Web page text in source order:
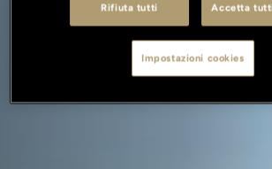
Rifiuta tutti Accetta
Impostazioni cookies